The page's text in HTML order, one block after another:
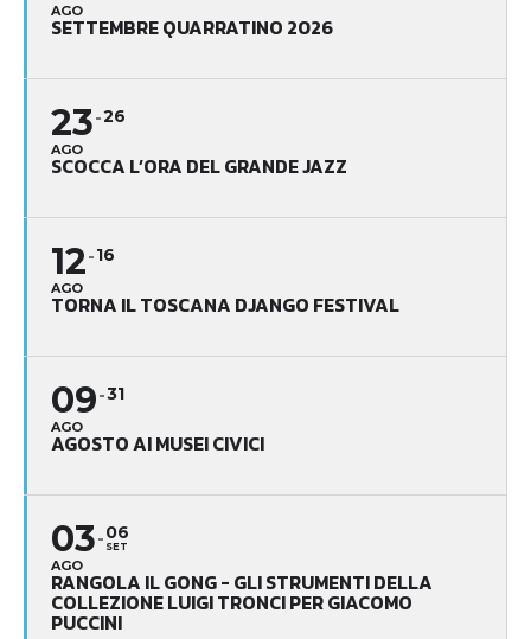
AGO
SETTEMBRE QUARRATINO 2026
23
AGO
26
SCOCCA L’ORA DEL GRANDE JAZZ
12
AGO
16
TORNA IL TOSCANA DJANGO FESTIVAL
09
AGO
31
AGOSTO AI MUSEI CIVICI
03
AGO
06
SET
RANGOLA IL GONG - GLI STRUMENTI DELLA
COLLEZIONE LUIGI TRONCI PER GIACOMO
PUCCINI